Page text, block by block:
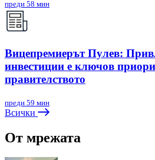
преди 58 мин
Вицепремиерът Пулев:
инвестиции е ключов
правителството
преди 59 мин
Всички
От мрежата